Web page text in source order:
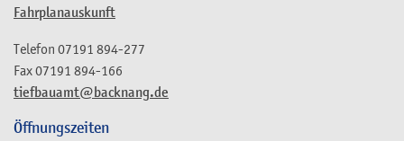
Fahrplanauskunft
tiefbauamt@backnang.de
Telefon 07191 894-277
Fax07191 894-166
Öffnungszeiten